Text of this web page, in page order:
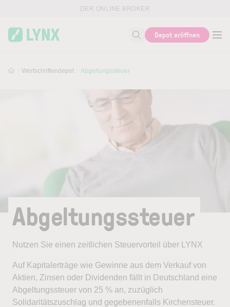
DER ONLINE BROKER
Suche nach Thema, ISIN...
Depot eröffnen
Wertschriftendepot Abgeltungssteuer
Abgeltungssteuer
Nutzen Sie einen zeitlichen Steuervorteil über LYNX
Auf Kapitalerträge wie Gewinne aus dem Verkauf von
Aktien, Zinsen oder Dividenden fällt in Deutschland eine
Abgeltungssteuer von 25 % an, zuzüglich
Solidaritätszuschlag und gegebenenfalls Kirchensteuer.